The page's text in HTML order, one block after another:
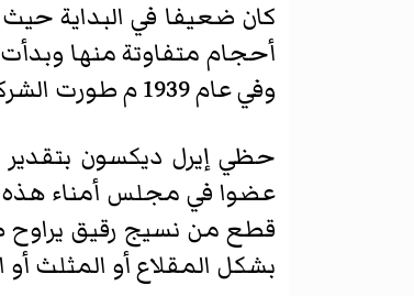
وفي عام 1939 م طورت الشركة منتجها وأصبحت تنتج الضمادات المعقمة بالكامل.
بشكل المقلاع أو المثلث